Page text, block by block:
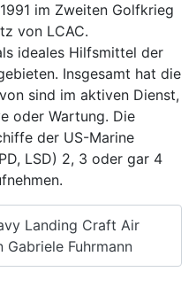
im Zweiten Golfkrieg
von LCAC.
ideales Hilfsmittel der
Insgesamt hat die
sind im aktiven Dienst,
oder Wartung. Die
der US-Marine
LSD) 2, 3 oder gar 4
Landing Craft Air
Gabriele Fuhrmann